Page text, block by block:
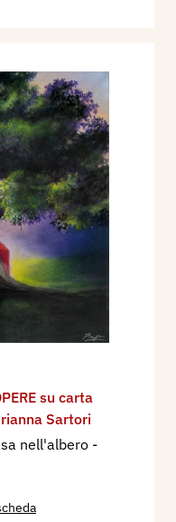
su carta
Sartori
nell'albero -